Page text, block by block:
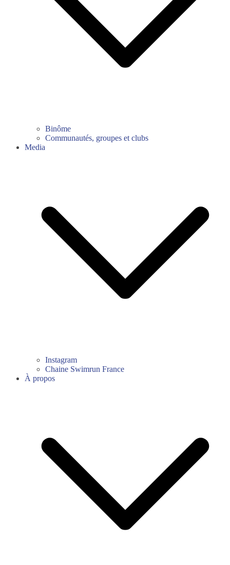
Binôme
Communautés, groupes et clubs
Media
Instagram
Chaine Swimrun France
À propos